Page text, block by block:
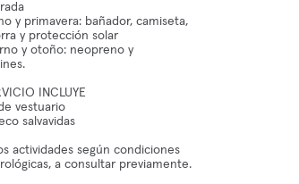
y primavera: bañador, camiseta,
y protección solar
y otoño: neopreno y
INCLUYE
vestuario
salvavidas
actividades según condiciones
a consultar previamente.